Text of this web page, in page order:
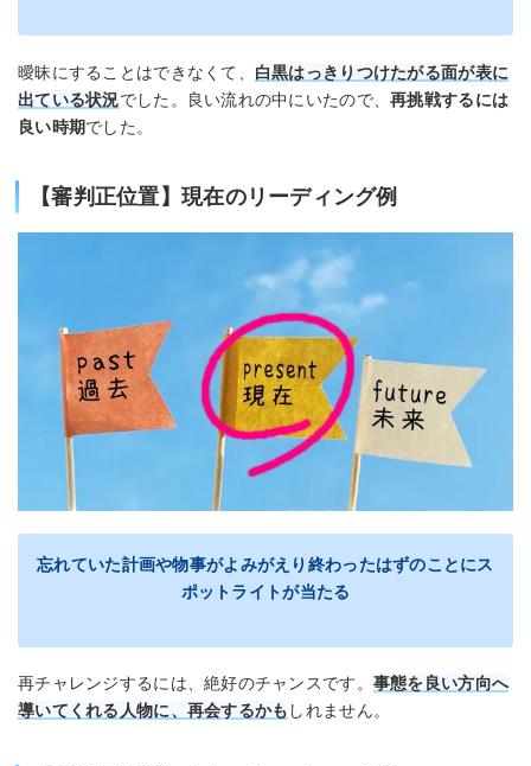
曖昧にすることはできなくて、 白黒はっきりつけたがる面が表に
出ている状況でした。良い流れの中にいたので、再挑戦するには
良い時期でした。
【審判正位置】現在のリーディング例
忘れていた計画や物事がよみがえり終わったはずのことにス
ポットライトが当たる
再チャレンジするには、絶好のチャンスです。 事態を良い方向へ
導いてくれる人物に、再会するかも しれません。